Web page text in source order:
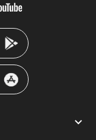
youtube-